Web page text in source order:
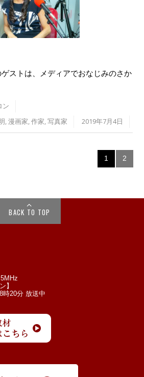
ストは、メディアでおなじみのさか
ン
,漫画家,作家,写真家 2019年7月4日
1 2
BACK TO TOP
】
時20分 放送中